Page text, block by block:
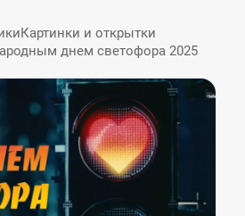
Картинки и открытки
днем светофора 2025